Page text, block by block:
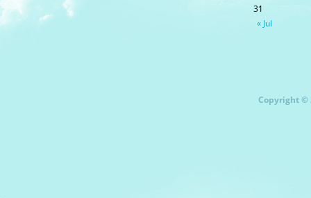
31
« Jul
Copyright ©